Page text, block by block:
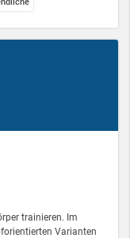
trainieren. Im
Varianten